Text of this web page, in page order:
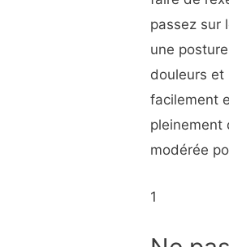
passez sur
une
douleurs et
facilement
pleinement
modérée
1